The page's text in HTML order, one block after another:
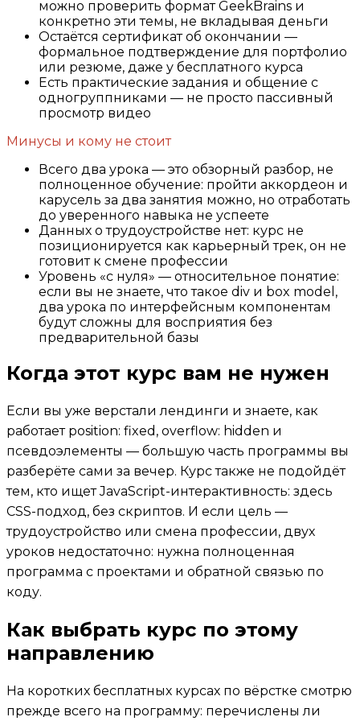
можно проверить формат GeekBrains и
конкретно эти темы, не вкладывая деньги
Остаётся сертификат об окончании —
формальное подтверждение для портфолио
или резюме, даже у бесплатного курса
Есть практические задания и общение с
одногруппниками — не просто пассивный
просмотр видео
Минусы и кому не стоит
Всего два урока — это обзорный разбор, не
полноценное обучение: пройти аккордеон и
карусель за два занятия можно, но отработать
до уверенного навыка не успеете
Данных о трудоустройстве нет: курс не
позиционируется как карьерный трек, он не
готовит к смене профессии
Уровень «с нуля» — относительное понятие:
если вы не знаете, что такое div и box model,
два урока по интерфейсным компонентам
будут сложны для восприятия без
предварительной базы
Когда этот курс вам не нужен
Если вы уже верстали лендинги и знаете, как
работает position: fixed, overflow: hidden и
псевдоэлементы — большую часть программы вы
разберёте сами за вечер. Курс также не подойдёт
тем, кто ищет JavaScript-интерактивность: здесь
CSS-подход, без скриптов. И если цель —
трудоустройство или смена профессии, двух
уроков недостаточно: нужна полноценная
программа с проектами и обратной связью по
коду.
Как выбрать курс по этому
направлению
На коротких бесплатных курсах по вёрстке смотрю
прежде всего на программу: перечислены ли